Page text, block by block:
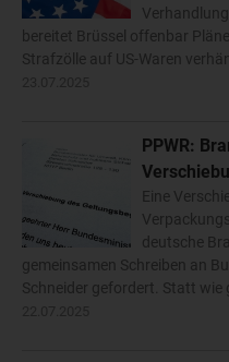
bereitet Brüssel offenbar
Strafzölle auf US-Waren
PPWR:
Eine
deutsche
gemeinsamen Schreiben an
Schneider gefordert. Statt wie